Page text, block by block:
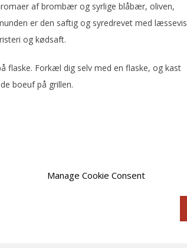
Manage Cookie Consent
af brombær og syrlige blåbær, oliven,
er den saftig og syredrevet med læssevis
og kødsaft.
flaske. Forkæl dig selv med en flaske, og kast
boeuf på grillen.